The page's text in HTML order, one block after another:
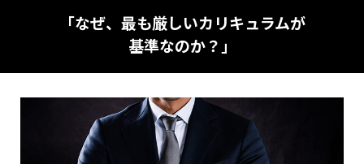
「なぜ、最も厳しいカリキュラムが
基準なのか？」